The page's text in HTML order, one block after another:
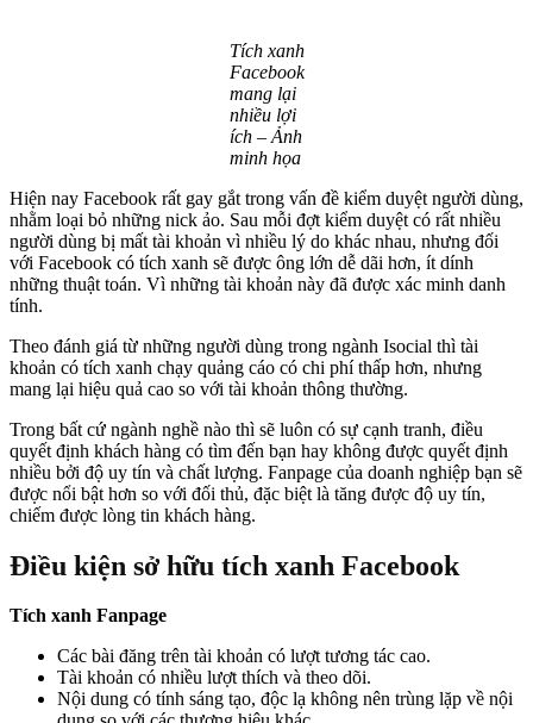
Tích xanh
Facebook
mang lại
nhiều lợi
ích – Ảnh
minh họa
Hiện nay Facebook rất gay gắt trong vấn đề kiểm duyệt người dùng,
nhằm loại bỏ những nick ảo. Sau mỗi đợt kiểm duyệt có rất nhiều
người dùng bị mất tài khoản vì nhiều lý do khác nhau, nhưng đối
với Facebook có tích xanh sẽ được ông lớn dễ dãi hơn, ít dính
những thuật toán. Vì những tài khoản này đã được xác minh danh
tính.
Theo đánh giá từ những người dùng trong ngành Isocial thì tài
khoản có tích xanh chạy quảng cáo có chi phí thấp hơn, nhưng
mang lại hiệu quả cao so với tài khoản thông thường.
Trong bất cứ ngành nghề nào thì sẽ luôn có sự cạnh tranh, điều
quyết định khách hàng có tìm đến bạn hay không được quyết định
nhiều bởi độ uy tín và chất lượng. Fanpage của doanh nghiệp bạn sẽ
được nổi bật hơn so với đối thủ, đặc biệt là tăng được độ uy tín,
chiếm được lòng tin khách hàng.
Điều kiện sở hữu tích xanh Facebook
Tích xanh Fanpage
Các bài đăng trên tài khoản có lượt tương tác cao.
Tài khoản có nhiều lượt thích và theo dõi.
Nội dung có tính sáng tạo, độc lạ không nên trùng lặp về nội